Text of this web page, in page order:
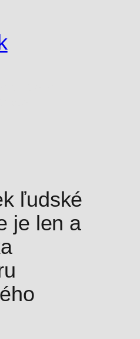
ľudské
je len a